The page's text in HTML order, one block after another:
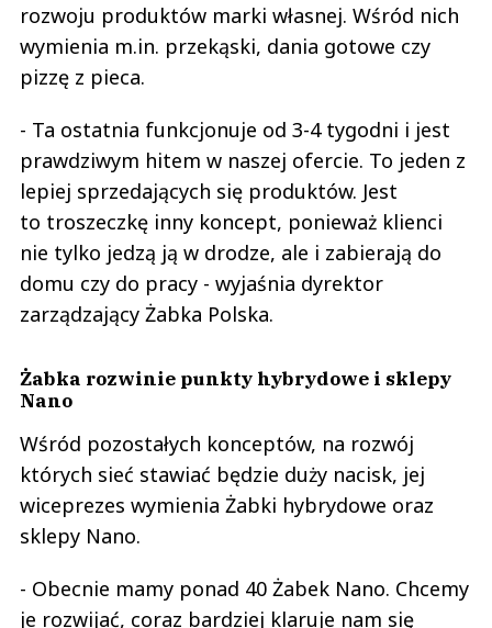
rozwoju produktów marki własnej. Wśród nich
wymienia m.in. przekąski, dania gotowe czy
pizzę z pieca.
- Ta ostatnia funkcjonuje od 3-4 tygodni i jest
prawdziwym hitem w naszej ofercie. To jeden z
lepiej sprzedających się produktów. Jest
to troszeczkę inny koncept, ponieważ klienci
nie tylko jedzą ją w drodze, ale i zabierają do
domu czy do pracy - wyjaśnia dyrektor
zarządzający Żabka Polska.
Żabka rozwinie punkty hybrydowe i sklepy
Nano
Wśród pozostałych konceptów, na rozwój
których sieć stawiać będzie duży nacisk, jej
wiceprezes wymienia Żabki hybrydowe oraz
sklepy Nano.
- Obecnie mamy ponad 40 Żabek Nano. Chcemy
je rozwijać, coraz bardziej klaruje nam się